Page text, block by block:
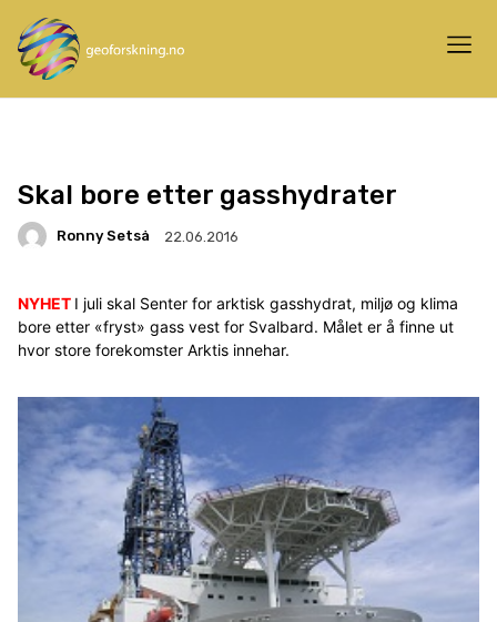
Skal bore etter gasshydrater
Ronny Setså 22.06.2016
NYHET I juli skal Senter for arktisk gasshydrat, miljø og klima
bore etter «fryst» gass vest for Svalbard. Målet er å finne ut
hvor store forekomster Arktis innehar.